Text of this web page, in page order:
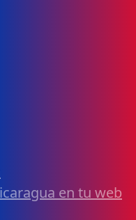
en tu web